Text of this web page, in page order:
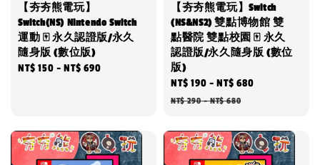
【夯夯熊電玩】
Switch(NS) Nintendo Switch
運動 🀄 永久認證版/永久
隨身版 (數位版)
Regular
NT$ 150 -NT$ 690
【夯夯熊電玩】Switch
(NS&NS2) 雙點博物館 雙
點醫院 雙點校園 🀄 永久
認證版/永久隨身版 (數位
版)
Sale
price
NT$ 190 -NT$ 680
NT$ 290-NT$ 680